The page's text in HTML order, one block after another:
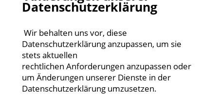
Datenschutzerklärung
Wir behalten uns vor, diese
Datenschutzerklärung anzupassen, um sie
stets aktuellen
rechtlichen Anforderungen anzupassen oder
um Änderungen unserer Dienste in der
Datenschutzerklärung umzusetzen.